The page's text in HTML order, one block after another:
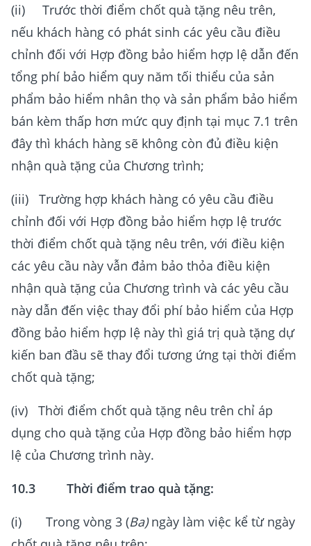
(ii) Trước thời điểm chốt quà tặng nêu trên,
nếu khách hàng có phát sinh các yêu cầu điều
chỉnh đối với Hợp đồng bảo hiểm hợp lệ dẫn đến
tổng phí bảo hiểm quy năm tối thiểu của sản
phẩm bảo hiểm nhân thọ và sản phẩm bảo hiểm
bán kèm thấp hơn mức quy định tại mục 7.1 trên
đây thì khách hàng sẽ không còn đủ điều kiện
nhận quà tặng của Chương trình;
(iii) Trường hợp khách hàng có yêu cầu điều
chỉnh đối với Hợp đồng bảo hiểm hợp lệ trước
thời điểm chốt quà tặng nêu trên, với điều kiện
các yêu cầu này vẫn đảm bảo thỏa điều kiện
nhận quà tặng của Chương trình và các yêu cầu
này dẫn đến việc thay đổi phí bảo hiểm của Hợp
đồng bảo hiểm hợp lệ này thì giá trị quà tặng dự
kiến ban đầu sẽ thay đổi tương ứng tại thời điểm
chốt quà tặng;
(iv) Thời điểm chốt quà tặng nêu trên chỉ áp
dụng cho quà tặng của Hợp đồng bảo hiểm hợp
lệ của Chương trình này.
10.3 Thời điểm trao quà tặng:
(i) Trong vòng 3 (Ba)ngày làm việc kể từ ngày